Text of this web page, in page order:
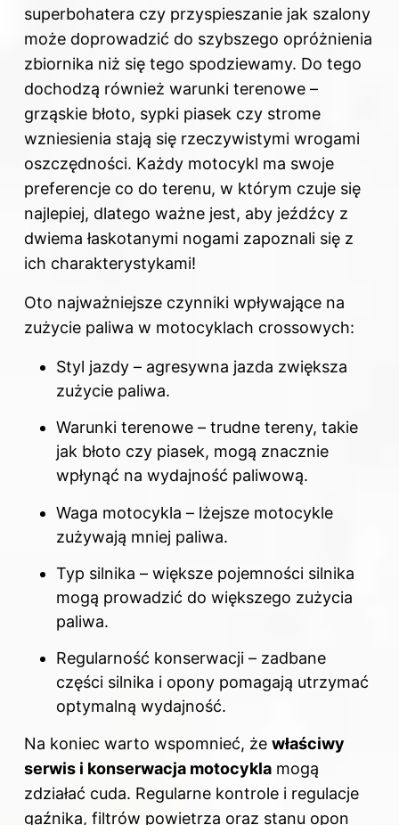
superbohatera czy przyspieszanie jak szalony
może doprowadzić do szybszego opróżnienia
zbiornika niż się tego spodziewamy. Do tego
dochodzą również warunki terenowe –
grząskie błoto, sypki piasek czy strome
wzniesienia stają się rzeczywistymi wrogami
oszczędności. Każdy motocykl ma swoje
preferencje co do terenu, w którym czuje się
najlepiej, dlatego ważne jest, aby jeźdźcy z
dwiema łaskotanymi nogami zapoznali się z
ich charakterystykami!
Oto najważniejsze czynniki wpływające na
zużycie paliwa w motocyklach crossowych:
Styl jazdy – agresywna jazda zwiększa
zużycie paliwa.
Warunki terenowe – trudne tereny, takie
jak błoto czy piasek, mogą znacznie
wpłynąć na wydajność paliwową.
Waga motocykla – lżejsze motocykle
zużywają mniej paliwa.
Typ silnika – większe pojemności silnika
mogą prowadzić do większego zużycia
paliwa.
Regularność konserwacji – zadbane
części silnika i opony pomagają utrzymać
optymalną wydajność.
Na koniec warto wspomnieć, że właściwy
serwis i konserwacja motocykla mogą
zdziałać cuda. Regularne kontrole i regulacje
gaźnika, filtrów powietrza oraz stanu opon